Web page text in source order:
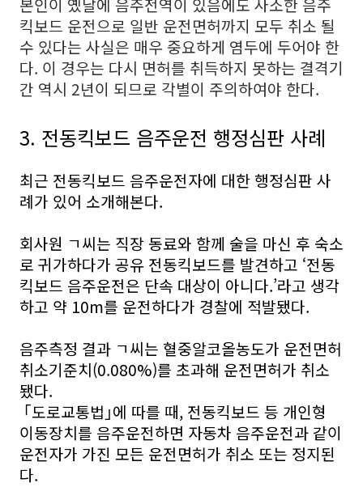
본인이 옜날에 음주전역이 있음에도 사소한 음주
킥보드 운전으로 일반 운전면허까지 모두 취소 될
수 있다는 사실은 매우 중요하게 염두에 두어야 한
다. 이 경우는 다시 면허를 취득하지 못하는 결격기
간 역시 2년이 되므로 각별이 주의하여야 한다.
3. 전동킥보드 음주운전 행정심판 사례
최근 전동킥보드 음주운전자에 대한 행정심판 사
례가 있어 소개해본다.
회사원 ㄱ씨는 직장 동료와 함께 술을 마신 후 숙소
로 귀가하다가 공유 전동킥보드를 발견하고 ‘전동
킥보드 음주운전은 단속 대상이 아니다.’라고 생각
하고 약 10m를 운전하다가 경찰에 적발됐다.
음주측정 결과 ㄱ씨는 혈중알코올농도가 운전면허
취소기준치(0.080%)를 초과해 운전면허가 취소
됐다.
｢도로교통법｣에 따를 때, 전동킥보드 등 개인형
이동장치를 음주운전하면 자동차 음주운전과 같이
운전자가 가진 모든 운전면허가 취소 또는 정지된
다.